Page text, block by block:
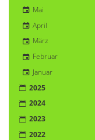
Mai
April
März
Februar
Januar
2025
2024
2023
2022